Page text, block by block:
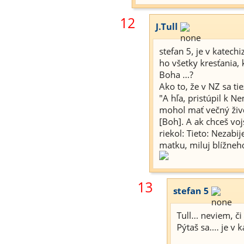
12 J.Tull
stefan 5, je v
ho všetky kresťania,
Boha ...?
Ako to, že v NZ sa
"A hľa, pristúpil k
mohol mať večný
[Boh]. A ak chceš
riekol: Tieto:
matku, miluj
13 stefan 5
Tull... neviem,
Pýtaš sa.... je v